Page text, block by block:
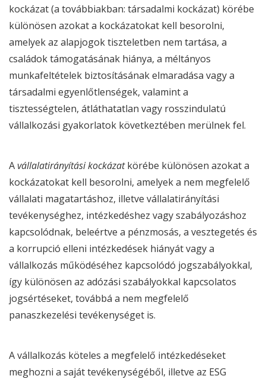
kockázat (a továbbiakban: társadalmi kockázat) körébe
különösen azokat a kockázatokat kell besorolni,
amelyek az alapjogok tiszteletben nem tartása, a
családok támogatásának hiánya, a méltányos
munkafeltételek biztosításának elmaradása vagy a
társadalmi egyenlőtlenségek, valamint a
tisztességtelen, átláthatatlan vagy rosszindulatú
vállalkozási gyakorlatok következtében merülnek fel.
Avállalatirányítási kockázatkörébe különösen azokat a
kockázatokat kell besorolni, amelyek a nem megfelelő
vállalati magatartáshoz, illetve vállalatirányítási
tevékenységhez, intézkedéshez vagy szabályozáshoz
kapcsolódnak, beleértve a pénzmosás, a vesztegetés és
a korrupció elleni intézkedések hiányát vagy a
vállalkozás működéséhez kapcsolódó jogszabályokkal,
így különösen az adózási szabályokkal kapcsolatos
jogsértéseket, továbbá a nem megfelelő
panaszkezelési tevékenységet is.
A vállalkozás köteles a megfelelő intézkedéseket
meghozni a saját tevékenységéből, illetve az ESG